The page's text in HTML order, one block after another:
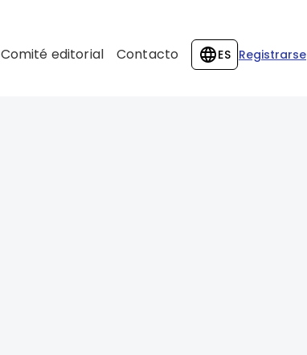
Comité editorial Contacto ES Registrarse